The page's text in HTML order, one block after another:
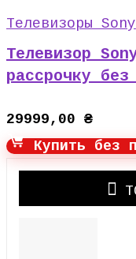
Телевизоры Sony
Телевизор
рассрочку без
29999,00 ₴
Купить без